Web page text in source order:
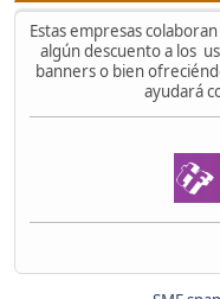
Estas empresas
algún descuento a los
banners o bien
ayudará